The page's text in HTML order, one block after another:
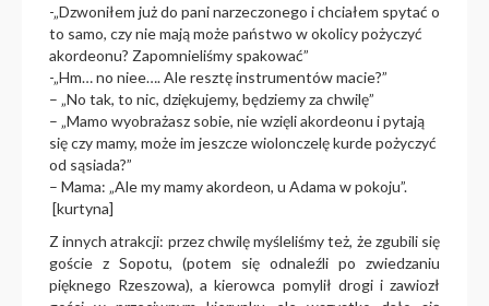
-„Dzwoniłem już do pani narzeczonego i chciałem spytać o
to samo, czy nie mają może państwo w okolicy pożyczyć
akordeonu? Zapomnieliśmy spakować”
-„Hm… no niee…. Ale resztę instrumentów macie?”
– „No tak, to nic, dziękujemy, będziemy za chwilę”
– „Mamo wyobrażasz sobie, nie wzięli akordeonu i pytają
się czy mamy, może im jeszcze wiolonczelę kurde pożyczyć
od sąsiada?”
– Mama: „Ale my mamy akordeon, u Adama w pokoju”.
[kurtyna]
Z innych atrakcji: przez chwilę myśleliśmy też, że zgubili się
goście z Sopotu, (potem się odnaleźli po zwiedzaniu
pięknego Rzeszowa), a kierowca pomylił drogi i zawiozł